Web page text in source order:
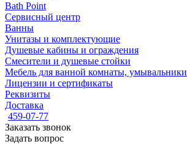
Bath Point
Сервисный центр
Ванны
Унитазы и комплектующие
Душевые кабины и ограждения
Смесители и душевые стойки
Мебель для ванной комнаты, умывальники
Лицензии и сертификаты
Реквизиты
Доставка
459-07-77
Заказать звонок
Задать вопрос